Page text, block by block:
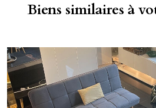
Biens similaires à